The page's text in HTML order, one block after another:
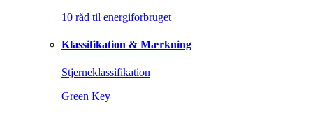
10 råd til energiforbruget
Klassifikation & Mærkning
Stjerneklassifikation
Green Key